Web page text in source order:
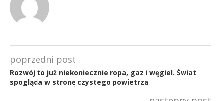
poprzedni post
Rozwój to już niekoniecznie ropa, gaz i węgiel. Świat
spogląda w stronę czystego powietrza